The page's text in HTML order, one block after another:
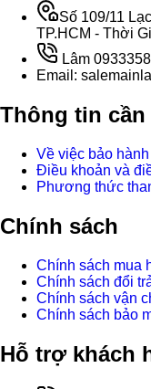
Số 109/11
TP.HCM - Thời
Lâm
Email:
Thông tin cần
Về việc bảo
Điều khoản và
Phương thức
Chính sách
Chính sách mua
Chính sách đổi
Chính sách vận
Chính sách bảo
Hỗ trợ khách